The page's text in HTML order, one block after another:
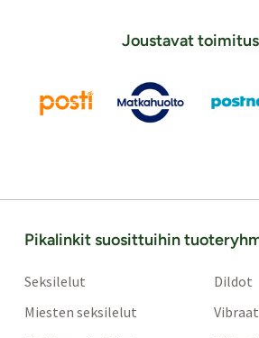
Joustavat
Pikalinkit suosittuihin
Seksilelut
Miesten seksilelut
Dildot